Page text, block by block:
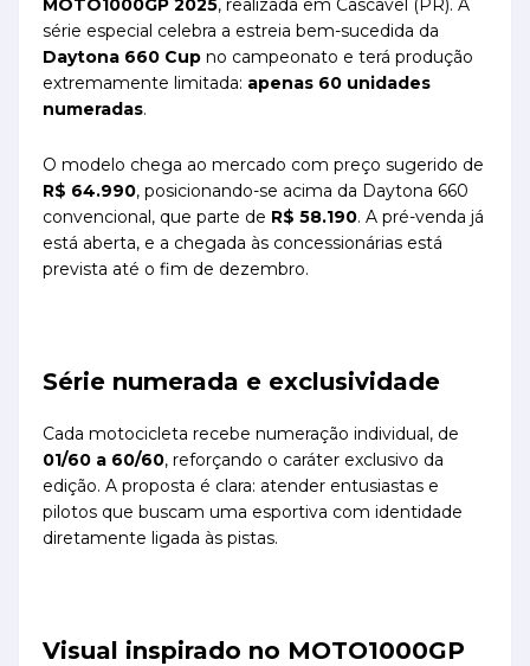
MOTO1000GP 2025, realizada em Cascavel (PR). A
série especial celebra a estreia bem-sucedida da
Daytona 660 Cup no campeonato e terá produção
extremamente limitada: apenas 60 unidades
numeradas.
O modelo chega ao mercado com preço sugerido de
R$ 64.990, posicionando-se acima da Daytona 660
convencional, que parte de R$ 58.190. A pré-venda já
está aberta, e a chegada às concessionárias está
prevista até o fim de dezembro.
Série numerada e exclusividade
Cada motocicleta recebe numeração individual, de
01/60 a 60/60, reforçando o caráter exclusivo da
edição. A proposta é clara: atender entusiastas e
pilotos que buscam uma esportiva com identidade
diretamente ligada às pistas.
Visual inspirado no MOTO1000GP